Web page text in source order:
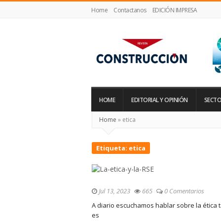
Home Contactanos EDICIÓN IMPRESA
Construcción
HOME EDITORIAL Y OPINIÓN
Home » etica
Etiqueta: etica
Jul 13, 2023 665
0 Comentarios
A diario escuchamos hablar sobre la ética
es